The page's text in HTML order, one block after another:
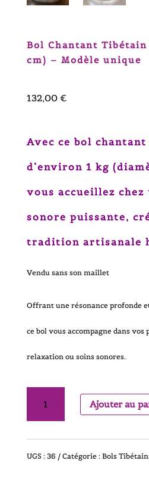
Bol Chantant
cm) – Modèle unique
132,00 €
Avec ce bol
d’environ 1 kg
vous accueillez chez
sonore puissante,
tradition artisanale
Vendu sans son maillet
Offrant une résonance profonde
ce bol vous accompagne dans
relaxation ou soins sonores.
quantité
de
Bol
Ajouter au
UGS : 36 Catégorie : Bols